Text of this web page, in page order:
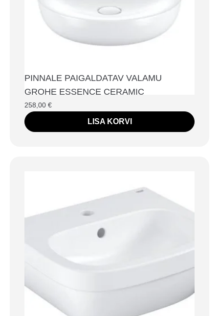
PINNALE PAIGALDATAV VALAMU
GROHE ESSENCE CERAMIC
258,00 €
LISA KORVI